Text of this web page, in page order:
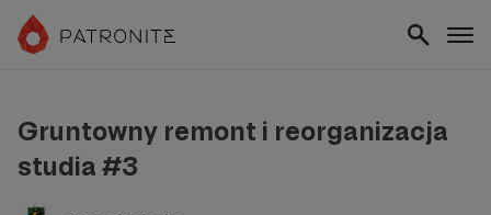
Gruntowny remont i reorganizacja
studia #3